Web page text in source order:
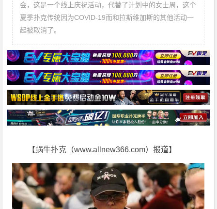
会，这是一个线上庆祝活动，代替了计划中的女士周，这个
夏季扑克传统因为COVID-19而和拉斯维加斯的其他活动一
起被取消了。
【蜗牛扑克（www.allnew366.com）报道】